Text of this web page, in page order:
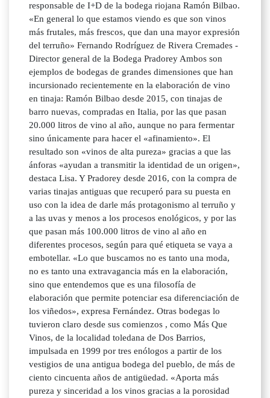
responsable de I+D de la bodega riojana Ramón Bilbao.
«En general lo que estamos viendo es que son vinos
más frutales, más frescos, que dan una mayor expresión
del terruño» Fernando Rodríguez de Rivera Cremades -
Director general de la Bodega Pradorey Ambos son
ejemplos de bodegas de grandes dimensiones que han
incursionado recientemente en la elaboración de vino
en tinaja: Ramón Bilbao desde 2015, con tinajas de
barro nuevas, compradas en Italia, por las que pasan
20.000 litros de vino al año, aunque no para fermentar
sino únicamente para hacer el «afinamiento». El
resultado son «vinos de alta pureza» gracias a que las
ánforas «ayudan a transmitir la identidad de un origen»,
destaca Lisa. Y Pradorey desde 2016, con la compra de
varias tinajas antiguas que recuperó para su puesta en
uso con la idea de darle más protagonismo al terruño y
a las uvas y menos a los procesos enológicos, y por las
que pasan más 100.000 litros de vino al año en
diferentes procesos, según para qué etiqueta se vaya a
embotellar. «Lo que buscamos no es tanto una moda,
no es tanto una extravagancia más en la elaboración,
sino que entendemos que es una filosofía de
elaboración que permite potenciar esa diferenciación de
los viñedos», expresa Fernández. Otras bodegas lo
tuvieron claro desde sus comienzos , como Más Que
Vinos, de la localidad toledana de Dos Barrios,
impulsada en 1999 por tres enólogos a partir de los
vestigios de una antigua bodega del pueblo, de más de
ciento cincuenta años de antigüedad. «Aporta más
pureza y sinceridad a los vinos gracias a la porosidad